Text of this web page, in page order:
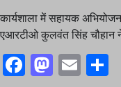
कार्यशाला में सहायक
एआरटीओ कुलवंत सिंह चौहान
Facebook
Email